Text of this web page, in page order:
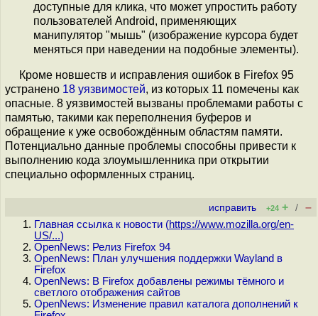
доступные для клика, что может упростить работу
пользователей Android, применяющих
манипулятор "мышь" (изображение курсора будет
меняться при наведении на подобные элементы).
Кроме новшеств и исправления ошибок в Firefox 95
устранено 18 уязвимостей, из которых 11 помечены как
опасные. 8 уязвимостей вызваны проблемами работы с
памятью, такими как переполнения буферов и
обращение к уже освобождённым областям памяти.
Потенциально данные проблемы способны привести к
выполнению кода злоумышленника при открытии
специально оформленных страниц.
исправить +24 + / –
Главная ссылка к новости (https://www.mozilla.org/en-
US/...)
OpenNews: Релиз Firefox 94
OpenNews: План улучшения поддержки Wayland в
Firefox
OpenNews: В Firefox добавлены режимы тёмного и
светлого отображения сайтов
OpenNews: Изменение правил каталога дополнений к